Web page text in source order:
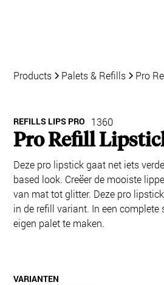
Products Palets & Refills Pro
REFILLS LIPS PRO 1360
Pro Refill
Deze pro lipstick gaat net iets
based look. Creëer de mooiste
van mat tot glitter. Deze pro
in de refill variant. In een complete
eigen palet te maken.
VARIANTEN